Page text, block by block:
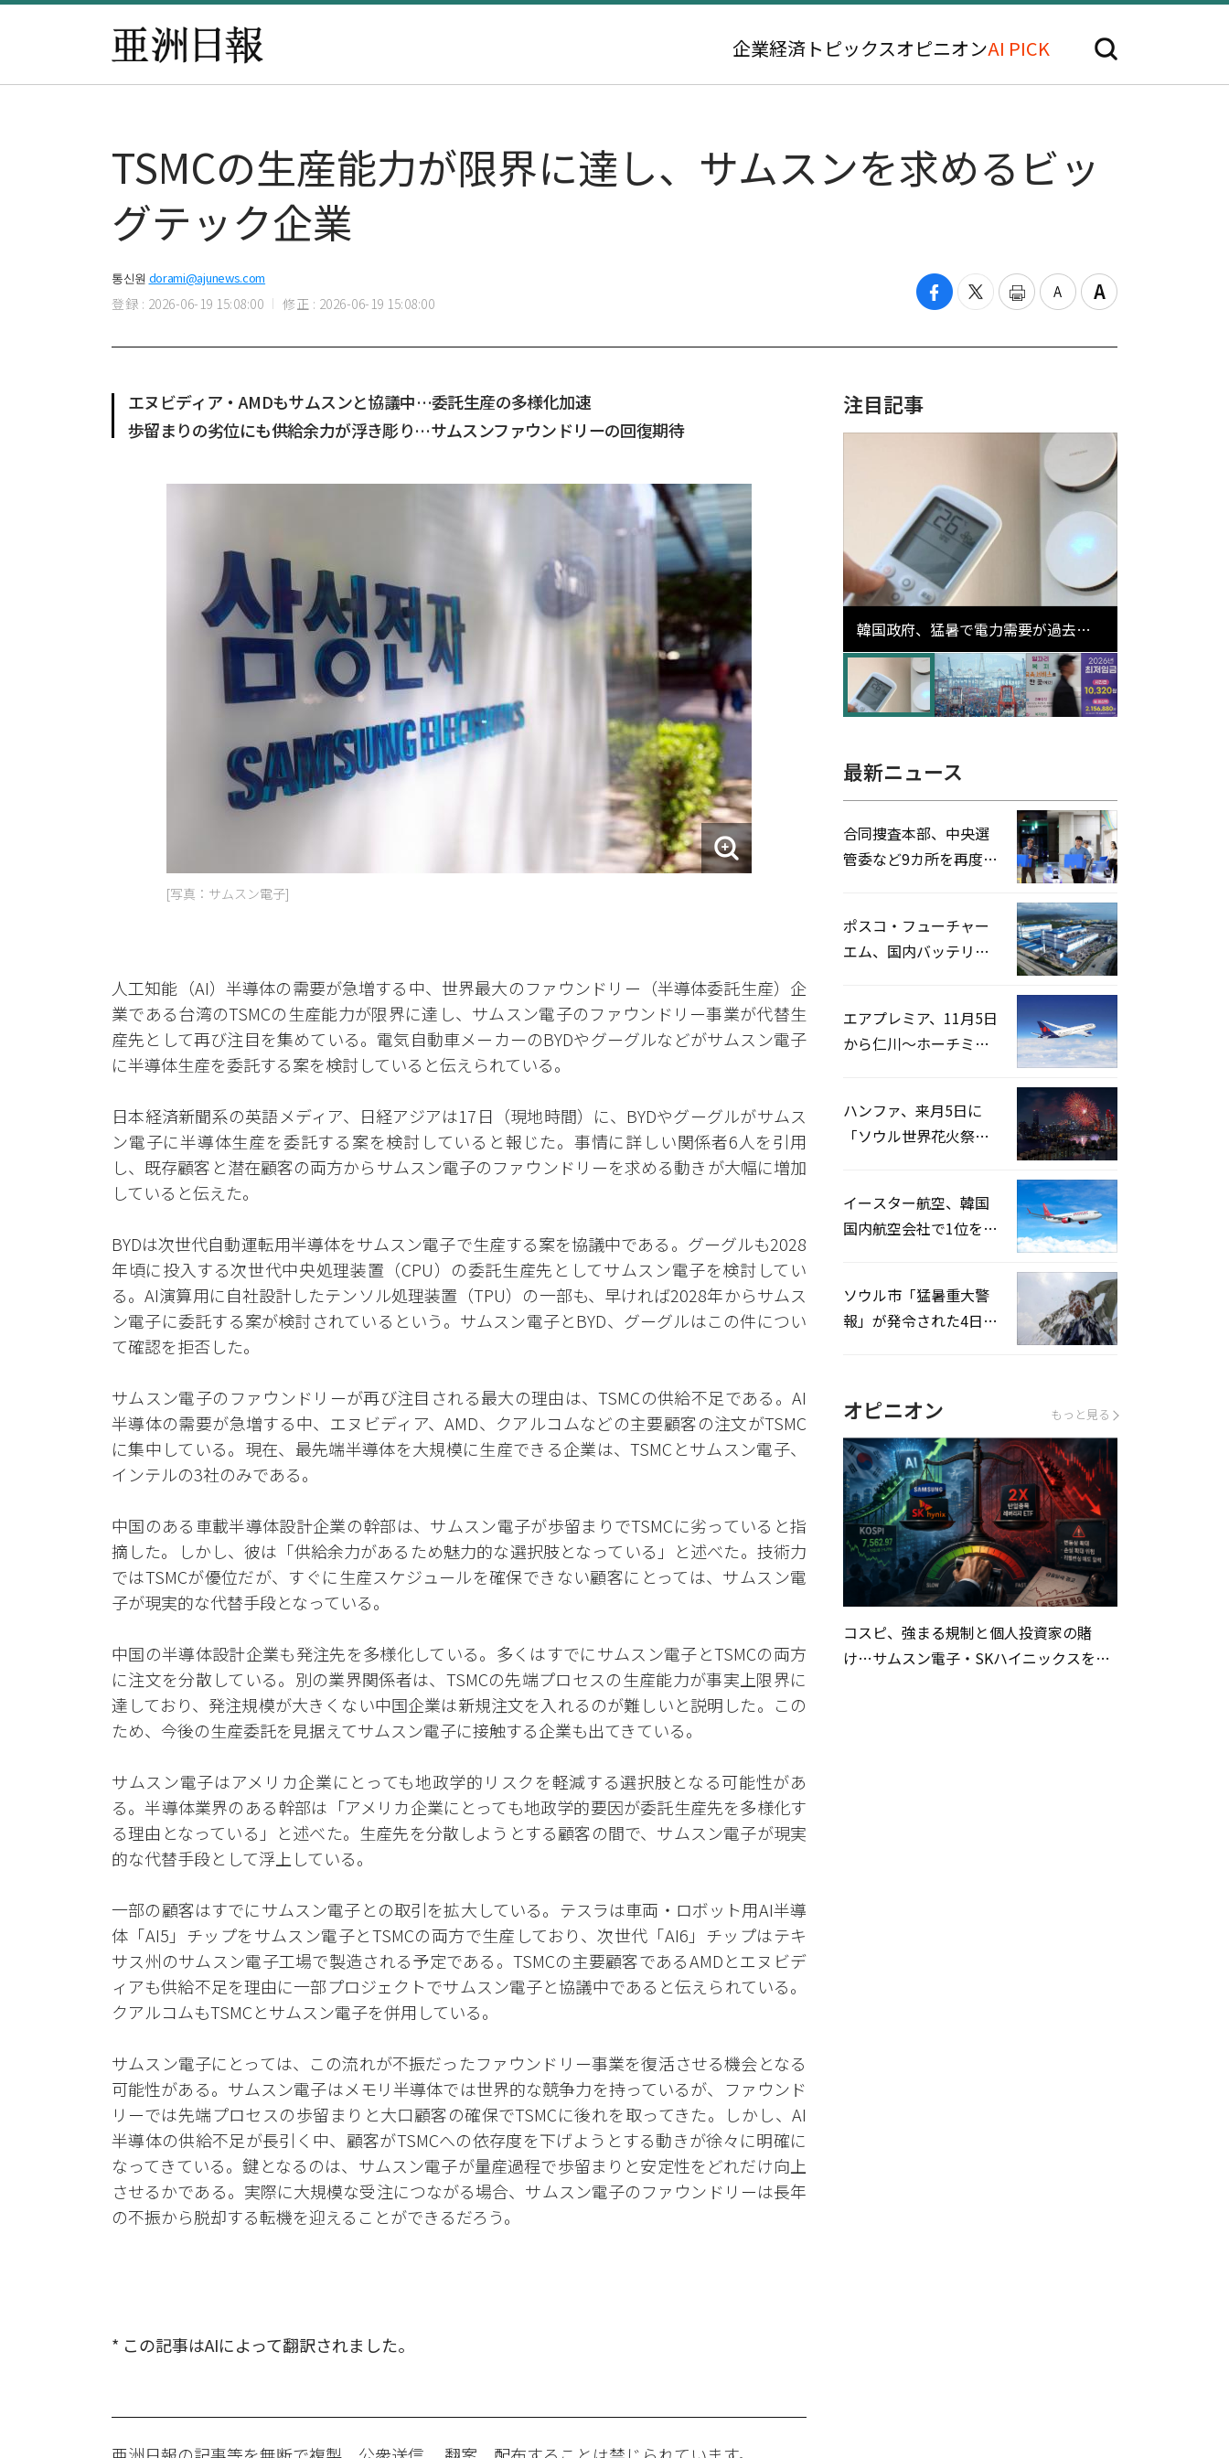
企業経済 トピックスオピニオンAI PICK
TSMCの生産能力が限界に達し、サムスンを求めるビッ
グテック企業
통신원 dorami@ajunews.com
登録 : 2026-06-19 15:08:00 修正 : 2026-06-19 15:08:00
エヌビディア・AMDもサムスンと協議中…委託生産の多様化加速
歩留まりの劣位にも供給余力が浮き彫り…サムスンファウンドリーの回復期待
[写真：サムスン電子]
人工知能（AI）半導体の需要が急増する中、世界最大のファウンドリー（半導体委託生産）企
業である台湾のTSMCの生産能力が限界に達し、サムスン電子のファウンドリー事業が代替生
産先として再び注目を集めている。電気自動車メーカーのBYDやグーグルなどがサムスン電子
に半導体生産を委託する案を検討していると伝えられている。
日本経済新聞系の英語メディア、日経アジアは17日（現地時間）に、BYDやグーグルがサムス
ン電子に半導体生産を委託する案を検討していると報じた。事情に詳しい関係者6人を引用
し、既存顧客と潜在顧客の両方からサムスン電子のファウンドリーを求める動きが大幅に増加
していると伝えた。
BYDは次世代自動運転用半導体をサムスン電子で生産する案を協議中である。グーグルも2028
年頃に投入する次世代中央処理装置（CPU）の委託生産先としてサムスン電子を検討してい
る。AI演算用に自社設計したテンソル処理装置（TPU）の一部も、早ければ2028年からサムス
ン電子に委託する案が検討されているという。サムスン電子とBYD、グーグルはこの件につい
て確認を拒否した。
サムスン電子のファウンドリーが再び注目される最大の理由は、TSMCの供給不足である。AI
半導体の需要が急増する中、エヌビディア、AMD、クアルコムなどの主要顧客の注文がTSMC
に集中している。現在、最先端半導体を大規模に生産できる企業は、TSMCとサムスン電子、
インテルの3社のみである。
中国のある車載半導体設計企業の幹部は、サムスン電子が歩留まりでTSMCに劣っていると指
摘した。しかし、彼は「供給余力があるため魅力的な選択肢となっている」と述べた。技術力
ではTSMCが優位だが、すぐに生産スケジュールを確保できない顧客にとっては、サムスン電
子が現実的な代替手段となっている。
中国の半導体設計企業も発注先を多様化している。多くはすでにサムスン電子とTSMCの両方
に注文を分散している。別の業界関係者は、TSMCの先端プロセスの生産能力が事実上限界に
達しており、発注規模が大きくない中国企業は新規注文を入れるのが難しいと説明した。この
ため、今後の生産委託を見据えてサムスン電子に接触する企業も出てきている。
サムスン電子はアメリカ企業にとっても地政学的リスクを軽減する選択肢となる可能性があ
る。半導体業界のある幹部は「アメリカ企業にとっても地政学的要因が委託生産先を多様化す
る理由となっている」と述べた。生産先を分散しようとする顧客の間で、サムスン電子が現実
的な代替手段として浮上している。
一部の顧客はすでにサムスン電子との取引を拡大している。テスラは車両・ロボット用AI半導
体「AI5」チップをサムスン電子とTSMCの両方で生産しており、次世代「AI6」チップはテキ
サス州のサムスン電子工場で製造される予定である。TSMCの主要顧客であるAMDとエヌビデ
ィアも供給不足を理由に一部プロジェクトでサムスン電子と協議中であると伝えられている。
クアルコムもTSMCとサムスン電子を併用している。
サムスン電子にとっては、この流れが不振だったファウンドリー事業を復活させる機会となる
可能性がある。サムスン電子はメモリ半導体では世界的な競争力を持っているが、ファウンド
リーでは先端プロセスの歩留まりと大口顧客の確保でTSMCに後れを取ってきた。しかし、AI
半導体の供給不足が長引く中、顧客がTSMCへの依存度を下げようとする動きが徐々に明確に
なってきている。鍵となるのは、サムスン電子が量産過程で歩留まりと安定性をどれだけ向上
させるかである。実際に大規模な受注につながる場合、サムスン電子のファウンドリーは長年
の不振から脱却する転機を迎えることができるだろう。
* この記事はAIによって翻訳されました。
注目記事
韓国政府、猛暑で電力需要が過去最
高更新の可能性に需給対応体制を点
検
最新ニュース
合同捜査本部、中央選
管委など9カ所を再度家
ポスコ・フューチャー
エム、国内バッテリー
エアプレミア、11月5日
から仁川〜ホーチミン
ハンファ、来月5日に
「ソウル世界花火祭り
イースター航空、韓国
国内航空会社で1位を記
ソウル市「猛暑重大警
報」が発令された4日、
オピニオン もっと見る
コスピ、強まる規制と個人投資家の賭
け…サムスン電子・SKハイニックスを巡